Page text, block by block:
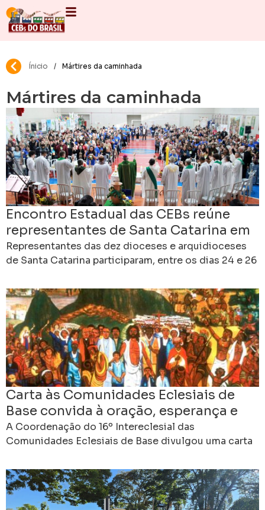
Ínicio / Mártires da caminhada
Mártires da caminhada
Encontro Estadual das CEBs reúne
representantes de Santa Catarina em
torno da juventude e da missão
Representantes das dez dioceses e arquidioceses
de Santa Catarina participaram, entre os dias 24 e 26
Comunidades
Carta às Comunidades Eclesiais de
Base convida à oração, esperança e
compromisso rumo ao 16º
Intereclesial
A Coordenação do 16º Intereclesial das
Comunidades Eclesiais de Base divulgou uma carta
viverem desde já